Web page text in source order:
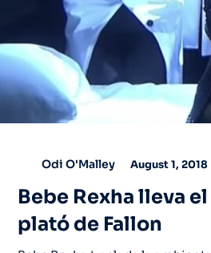
Odi O'Malley August 1, 2018
Bebe Rexha lleva el
plató de Fallon